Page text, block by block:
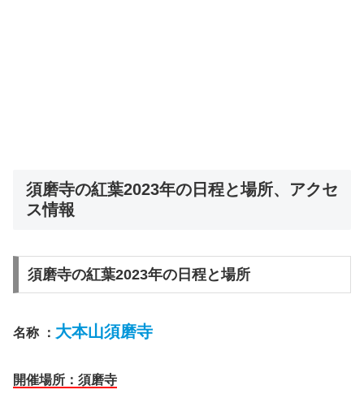
須磨寺の紅葉2023年の日程と場所、アクセ
ス情報
須磨寺の紅葉2023年の日程と場所
名称 ： 大本山須磨寺
開催場所：須磨寺